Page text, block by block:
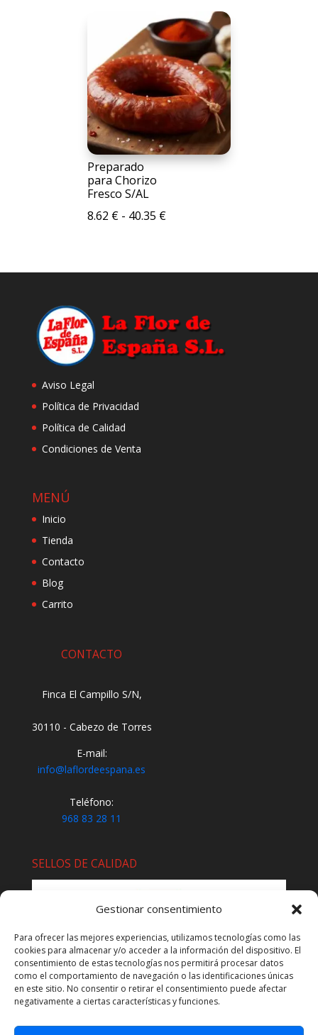
Gestionar consentimiento
Para ofrecer las mejores experiencias, utilizamos tecnologías como las
cookies para almacenar y/o acceder a la información del dispositivo. El
consentimiento de estas tecnologías nos permitirá procesar datos
como el comportamiento de navegación o las identificaciones únicas
en este sitio. No consentir o retirar el consentimiento puede afectar
negativamente a ciertas características y funciones.
precios:
desde
8.05 €
hasta
37.48 €
Preparado
para Chorizo
Fresco S/AL
8.62 € - 40.35 €Rango
desde
40.35 €
Aviso Legal
Política de Privacidad
Política de Calidad
Condiciones de Venta
MENÚ
Inicio
Tienda
Contacto
Blog
Carrito
CONTACTO
Finca El Campillo S/N,
30110 - Cabezo de Torres
E-mail:
info@laflordeespana.es
Teléfono:
968 83 28 11
SELLOS DE CALIDAD